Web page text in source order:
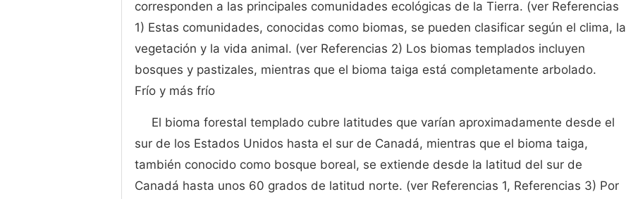
corresponden a las principales comunidades ecológicas de la Tierra. (ver Referencias
1) Estas comunidades, conocidas como biomas, se pueden clasificar según el clima, la
vegetación y la vida animal. (ver Referencias 2) Los biomas templados incluyen
bosques y pastizales, mientras que el bioma taiga está completamente arbolado.
Frío y más frío
El bioma forestal templado cubre latitudes que varían aproximadamente desde el
sur de los Estados Unidos hasta el sur de Canadá, mientras que el bioma taiga,
también conocido como bosque boreal, se extiende desde la latitud del sur de
Canadá hasta unos 60 grados de latitud norte. (ver Referencias 1, Referencias 3) Por